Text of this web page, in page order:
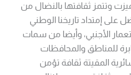
وتتمز ثقافتها بالنضال من
على إمتداد تاريخنا الوطني
الأجنبي، وأيضا من سمات
للمناطق والمحافظات
المقيتة ثقافة تؤمن